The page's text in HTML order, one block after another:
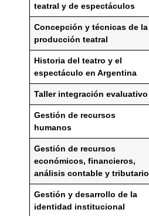
teatral y de espectáculos
Concepción y técnicas de la
producción teatral
Historia del teatro y el
espectáculo en Argentina
Taller integración evaluativo
Gestión de recursos
humanos
Gestión de recursos
económicos, financieros,
análisis contable y tributario
Gestión y desarrollo de la
identidad institucional